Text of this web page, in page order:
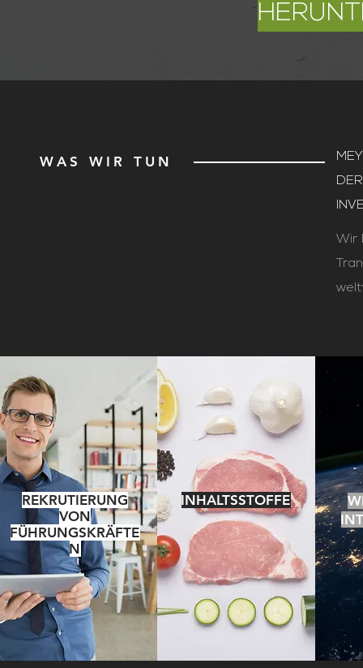
WAS WIR TUN
Wir
REKRUTIERUNG
VON
FÜHRUNGSKRÄFTE
N
INHALTSSTOFFE